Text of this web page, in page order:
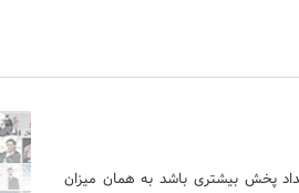
پخش بیشتری باشد به همان میزان